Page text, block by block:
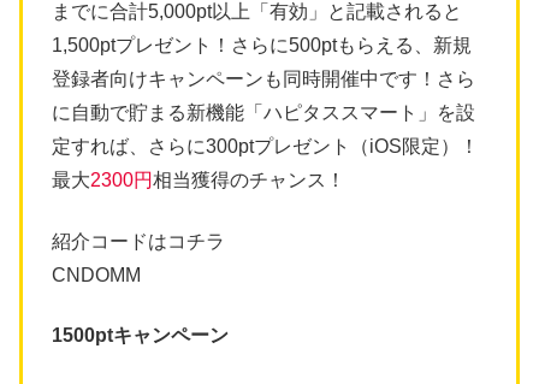
までに合計5,000pt以上「有効」と記載されると
1,500ptプレゼント！さらに500ptもらえる、新規
登録者向けキャンペーンも同時開催中です！さら
に自動で貯まる新機能「ハピタススマート」を設
定すれば、さらに300ptプレゼント（iOS限定）！
最大2300円相当獲得のチャンス！
紹介コードはコチラ
CNDOMM
1500ptキャンペーン